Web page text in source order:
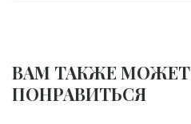
ВАМ ТАКЖЕ МОЖЕТ
ПОНРАВИТЬСЯ